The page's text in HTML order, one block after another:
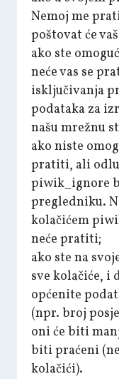
Nemoj me
poštovat će
ako ste
neće vas se
isključivanja
podataka za
našu mrežnu
ako niste
pratiti, ali
piwik_ignore
pregledniku.
kolačićem
neće pratiti;
ako ste na
sve kolačiće, i
općenite
(npr. broj
oni će biti
biti praćeni
kolačići).